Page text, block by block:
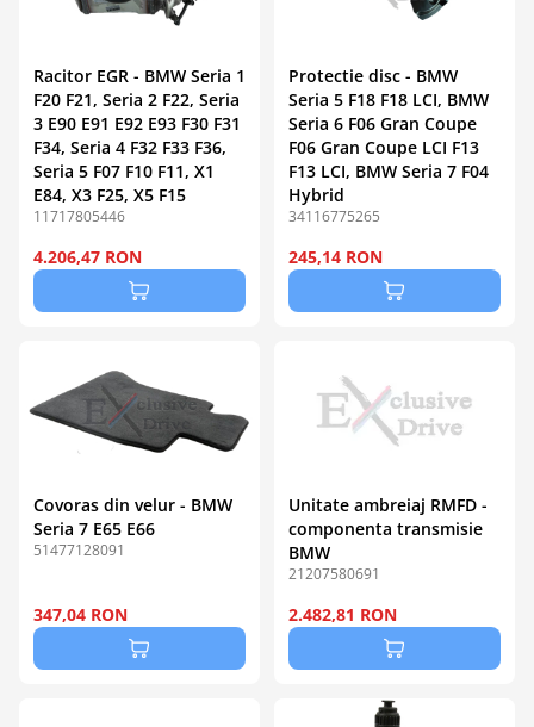
Racitor EGR - BMW Seria 1
F20 F21, Seria 2 F22, Seria
3 E90 E91 E92 E93 F30 F31
F34, Seria 4 F32 F33 F36,
Seria 5 F07 F10 F11, X1
E84, X3 F25, X5 F15
11717805446
4.206,47 RON
Protectie disc - BMW
Seria 5 F18 F18 LCI, BMW
Seria 6 F06 Gran Coupe
F06 Gran Coupe LCI F13
F13 LCI, BMW Seria 7 F04
Hybrid
34116775265
245,14 RON
Covoras din velur - BMW
Seria 7 E65 E66
51477128091
347,04 RON
Unitate ambreiaj RMFD -
componenta transmisie
BMW
21207580691
2.482,81 RON